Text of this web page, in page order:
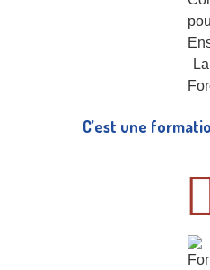
C’est une